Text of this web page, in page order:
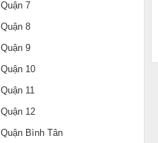
Quận 7
Quận 8
Quận 9
Quận 10
Quận 11
Quận 12
Quận Bình Tân